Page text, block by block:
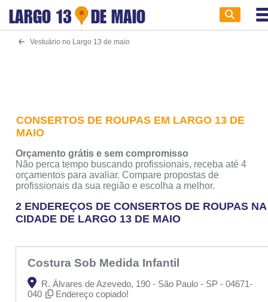
LARGO 13 DE MAIO
Vestuário no Largo 13 de maio
CONSERTOS DE ROUPAS EM LARGO 13 DE
MAIO
Orçamento grátis e sem compromisso
Não perca tempo buscando profissionais, receba até 4
orçamentos para avaliar. Compare propostas de
profissionais da sua região e escolha a melhor.
2 ENDEREÇOS DE CONSERTOS DE ROUPAS NA
CIDADE DE LARGO 13 DE MAIO
Costura Sob Medida Infantil
R. Álvares de Azevedo, 190 - São Paulo - SP - 04671-
040
Endereço copiado!